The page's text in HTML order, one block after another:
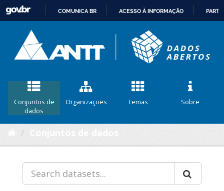
CONTEÚDO
COMUNICA BR ACESSO À INFORMAÇÃO
Conjuntos de
dados
Organizações Temas Sobre